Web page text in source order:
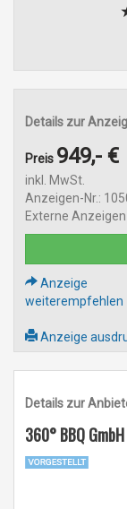
Details zur
Preis 949,- €
inkl. MwSt.
Anzeigen-Nr.:
Externe
Anzeige
weiterempfehlen
Anzeige
Details zur
360° BBQ GmbH